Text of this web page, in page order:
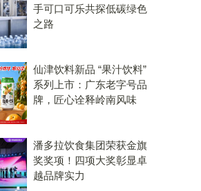
手可口可乐共探低碳绿色
之路
仙津饮料新品 “果汁饮料”
系列上市：广东老字号品
牌，匠心诠释岭南风味
潘多拉饮食集团荣获金旗
奖奖项！四项大奖彰显卓
越品牌实力